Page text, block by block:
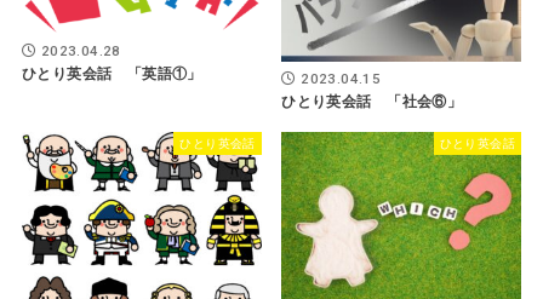
2023.04.28
ひとり英会話 「英語①」
2023.04.15
ひとり英会話 「社会⑥」
ひとり英会話 ひとり英会話